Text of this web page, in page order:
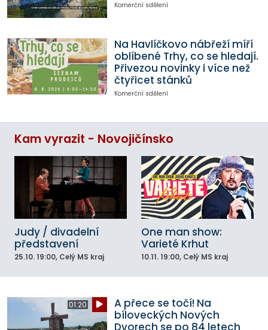
Komerční sdělení
Na Havlíčkovo nábřeží míří
oblíbené Trhy, co se hledají.
Přivezou novinky i více než
čtyřicet stánků
Komerční sdělení
Kam vyrazit - Novojičínsko
Judy / divadelní
představení
25.10. 19:00, Celý MS kraj
One man show:
Varieté Krhut
10.11. 19:00, Celý MS kraj
01:20
A přece se točí! Na
bíloveckých Nových
Dvorech se po 84 letech